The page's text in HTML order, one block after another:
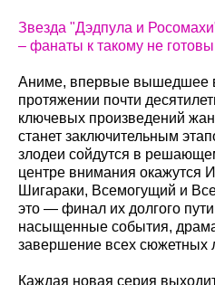
Звезда "Дэдпула и
– фанаты к такому не готовы
Аниме, впервые вышедшее в
протяжении почти
ключевых произведений
станет заключительным
злодеи сойдутся в
центре внимания окажутся
Шигараки, Всемогущий и
это — финал их долгого
насыщенные события,
завершение всех сюжетных
Каждая новая серия